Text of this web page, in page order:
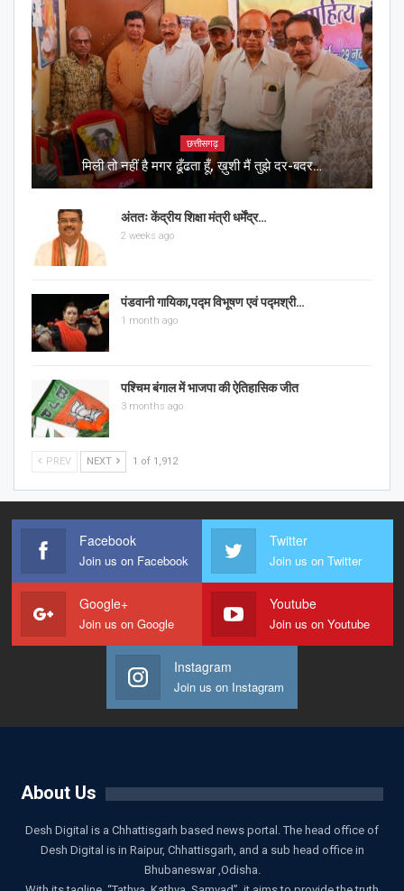
छत्तीसगढ़
मिली तो नहीं है मगर ढूँढता हूँ, ख़ुशी मैं तुझे दर-बदर…
अंततः केंद्रीय शिक्षा मंत्री धर्मेंद्र…
2 weeks ago
पंडवानी गायिका,पद्म विभूषण एवं पद्मश्री…
1 month ago
पश्चिम बंगाल में भाजपा की ऐतिहासिक जीत
3 months ago
PREV NEXT 1 of 1,912
Facebook
Join us on Facebook
Twitter
Join us on Twitter
Google+
Join us on Google
Youtube
Join us on Youtube
Instagram
Join us on Instagram
About Us
Desh Digital is a Chhattisgarh based news portal. The head office of
Desh Digital is in Raipur, Chhattisgarh, and a sub head office in
Bhubaneswar ,Odisha.